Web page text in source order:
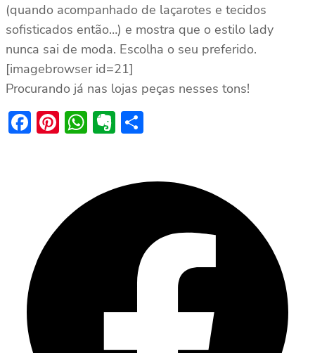
(quando acompanhado de laçarotes e tecidos
sofisticados então…) e mostra que o estilo lady
nunca sai de moda. Escolha o seu preferido.
[imagebrowser id=21]
Procurando já nas lojas peças nesses tons!
Facebook
Pinterest
WhatsApp
Evernote